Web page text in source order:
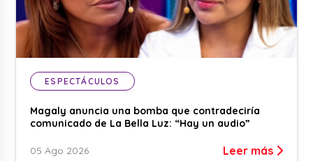
ESPECTÁCULOS
Magaly anuncia una bomba que contradeciría
comunicado de La Bella Luz: “Hay un audio”
05 Ago 2026 Leer más